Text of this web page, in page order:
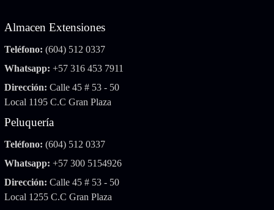
Almacen Extensiones
Teléfono: (604) 512 0337
Whatsapp: +57 316 453 7911
Dirección: Calle 45 # 53 - 50
Local 1195 C.C Gran Plaza
Peluquería
Teléfono: (604) 512 0337
Whatsapp: +57 300 5154926
Dirección: Calle 45 # 53 - 50
Local 1255 C.C Gran Plaza